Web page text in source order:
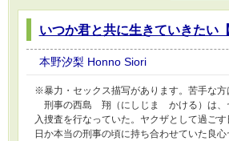
いつか君と共に生きていきたい【
本野汐梨 Honno Siori
※暴力・セックス描写があります。苦手な方
刑事の西島 翔（にしじま かける）は、
入捜査を行なっていた。ヤクザとして過ご
日か本当の刑事の頃に持ち合わせていた良